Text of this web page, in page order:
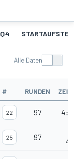
Q4
Alle Daten
# RUNDEN ZEIT
22 97
25 97